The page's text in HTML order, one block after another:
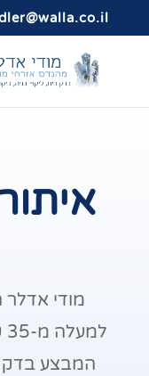
מודי אדלר
המבצע בדק